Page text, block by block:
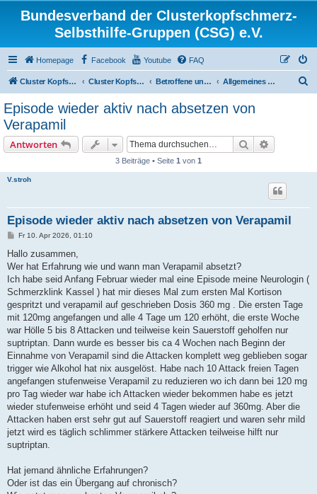
Bundesverband der Clusterkopfschmerz-
Selbsthilfe-Gruppen (CSG) e.V.
Homepage Facebook Youtube FAQ
Cluster Kopfschmerz Homepage Cluster Kopfschmerz Forum Betroffene und Interessierte Allgemeines Diskussionsforum für Betroffene und Interessierte
Episode wieder aktiv nach absetzen von
Verapamil
Antworten Suche
3 Beiträge • Seite 1 von 1
V.stroh
Episode wieder aktiv nach absetzen von Verapamil
B
i
r
a
Fr 10. Apr 2026, 01:10
Hallo zusammen,
Wer hat Erfahrung wie und wann man Verapamil absetzt?
Ich habe seid Anfang Februar wieder mal eine Episode meine Neurologin (
Schmerzklink Kassel ) hat mir dieses Mal zum ersten Mal Kortison
gespritzt und verapamil auf geschrieben Dosis 360 mg . Die ersten Tage
mit 120mg angefangen und alle 4 Tage um 120 erhöht, die erste Woche
war Hölle 5 bis 8 Attacken und teilweise kein Sauerstoff geholfen nur
suptriptan. Dann wurde es besser bis ca 4 Wochen nach Beginn der
Einnahme von Verapamil sind die Attacken komplett weg geblieben sogar
trigger wie Alkohol hat nix ausgelöst. Habe nach 10 Attack freien Tagen
angefangen stufenweise Verapamil zu reduzieren wo ich dann bei 120 mg
pro Tag wieder war habe ich Attacken wieder bekommen habe es jetzt
wieder stufenweise erhöht und seid 4 Tagen wieder auf 360mg. Aber die
Attacken haben erst sehr gut auf Sauerstoff reagiert und waren sehr mild
jetzt wird es täglich schlimmer stärkere Attacken teilweise hilft nur
suptriptan.
Hat jemand ähnliche Erfahrungen?
Oder ist das ein Übergang auf chronisch?